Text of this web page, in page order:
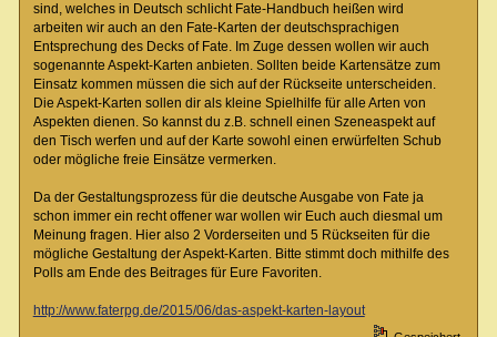
sind, welches in Deutsch schlicht Fate-Handbuch heißen wird
arbeiten wir auch an den Fate-Karten der deutschsprachigen
Entsprechung des Decks of Fate. Im Zuge dessen wollen wir auch
sogenannte Aspekt-Karten anbieten. Sollten beide Kartensätze zum
Einsatz kommen müssen die sich auf der Rückseite unterscheiden.
Die Aspekt-Karten sollen dir als kleine Spielhilfe für alle Arten von
Aspekten dienen. So kannst du z.B. schnell einen Szeneaspekt auf
den Tisch werfen und auf der Karte sowohl einen erwürfelten Schub
oder mögliche freie Einsätze vermerken.
Da der Gestaltungsprozess für die deutsche Ausgabe von Fate ja
schon immer ein recht offener war wollen wir Euch auch diesmal um
Meinung fragen. Hier also 2 Vorderseiten und 5 Rückseiten für die
mögliche Gestaltung der Aspekt-Karten. Bitte stimmt doch mithilfe des
Polls am Ende des Beitrages für Eure Favoriten.
http://www.faterpg.de/2015/06/das-aspekt-karten-layout